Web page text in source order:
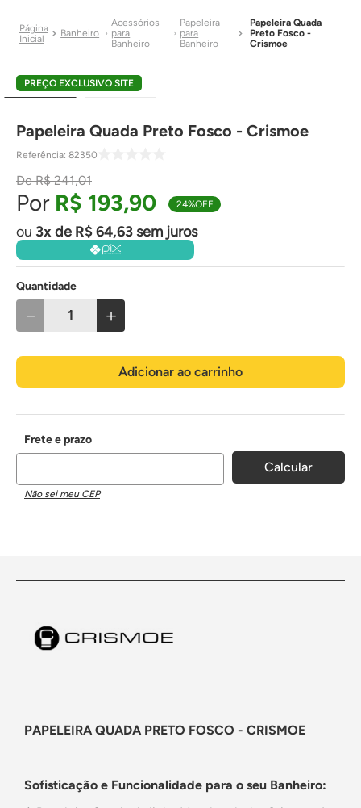
Banheiro
Acessórios
para
Banheiro
Papeleira
para
Banheiro
Papeleira Quada
Preto Fosco -
Crismoe
PREÇO EXCLUSIVO SITE
Papeleira Quada Preto Fosco - Crismoe
Referência: 82350
R$ 241,01
R$ 193,90 24%OFF
3 de R$64,63sem juros
Quantidade
＋
－
Adicionar ao carrinho
Não sei meu CEP
PAPELEIRA QUADA PRETO FOSCO - CRISMOE
Sofisticação e Funcionalidade para o seu Banheiro: